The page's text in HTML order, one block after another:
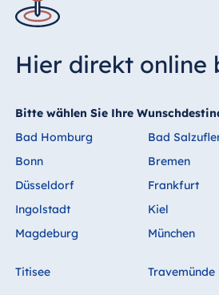
Hier direkt online
Bitte wählen Sie Ihre
Bad Homburg
Bad
Bonn
Bremen
Düsseldorf
Frankfurt
Ingolstadt
Kiel
Magdeburg
München
Titisee Travemünde